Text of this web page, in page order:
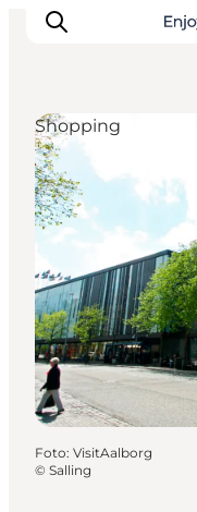
Oplevelser og
Planlæg din
Byer og
Guides
Det sker
For børn
Shopping
Foto: VisitAalborg
© Salling